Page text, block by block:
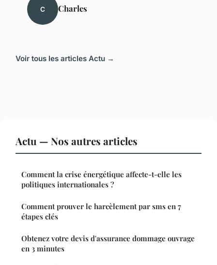
C Charles
Voir tous les articles Actu →
Actu — Nos autres articles
Comment la crise énergétique affecte-t-elle les
politiques internationales ?
Comment prouver le harcèlement par sms en 7
étapes clés
Obtenez votre devis d'assurance dommage ouvrage
en 3 minutes